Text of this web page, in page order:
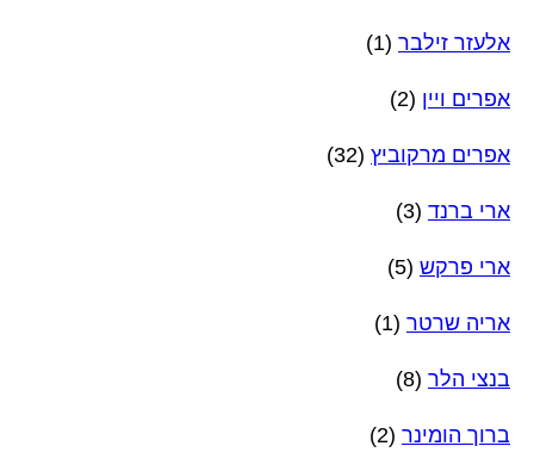
אלעזר זילבר (1)
אפרים ויין (2)
אפרים מרקוביץ (32)
ארי ברנד (3)
ארי פרקש (5)
אריה שרטר (1)
בנצי הלר (8)
ברוך הומינר (2)